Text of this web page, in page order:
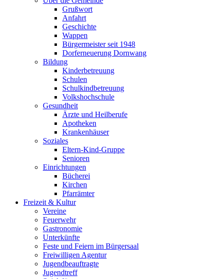
Grußwort
Anfahrt
Geschichte
Wappen
Bürgermeister seit 1948
Dorferneuerung Dornwang
Bildung
Kinderbetreuung
Schulen
Schulkindbetreuung
Volkshochschule
Gesundheit
Ärzte und Heilberufe
Apotheken
Krankenhäuser
Soziales
Eltern-Kind-Gruppe
Senioren
Einrichtungen
Bücherei
Kirchen
Pfarrämter
Freizeit & Kultur
Vereine
Feuerwehr
Gastronomie
Unterkünfte
Feste und Feiern im Bürgersaal
Freiwilligen Agentur
Jugendbeauftragte
Jugendtreff